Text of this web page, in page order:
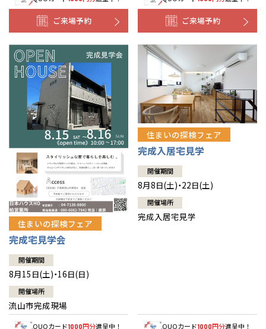
ご来場予約 ご来場予約
住まいの探検フェア
完成宅見学会
開催期間
8月15日(土)・16日(日)
開催場所
流山市完成現場
QUOカード1000円分進呈中！
住まいの探検フェア
完成入居宅見学
開催期間
8月8日(土)・22日(土)
開催場所
完成入居宅見学
QUOカード1000円分進呈中！